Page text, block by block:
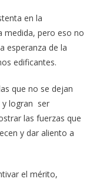
en la
medida, pero eso no
esperanza de la
edificantes.
que no se dejan
y logran ser
las fuerzas que
y dar aliento a
el mérito,